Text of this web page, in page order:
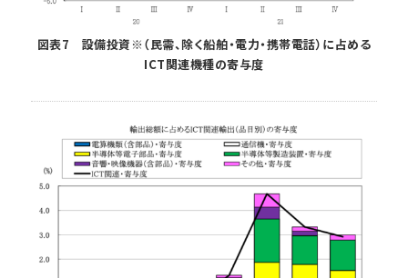
図表7 設備投資※（民需、除く船舶・電力・携帯電話）に占める
ICT関連機種の寄与度